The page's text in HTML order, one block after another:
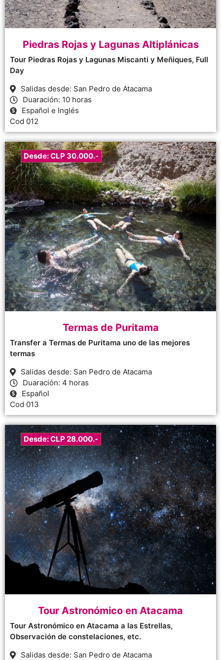
Piedras Rojas y Lagunas Altiplánicas
Tour Piedras Rojas y Lagunas Miscanti y Meñiques, Full
Day
Salidas desde: San Pedro de Atacama
Duaración: 10 horas
Español e Inglés
Cod 012
Desde: CLP 30.000.-
Termas de Puritama
Transfer a Termas de Puritama uno de las mejores
termas
Salidas desde: San Pedro de Atacama
Duaración: 4 horas
Español
Cod 013
Desde: CLP 28.000.-
Tour Astronómico en Atacama
Tour Astronómico en Atacama a las Estrellas,
Observación de constelaciones, etc.
Salidas desde: San Pedro de Atacama